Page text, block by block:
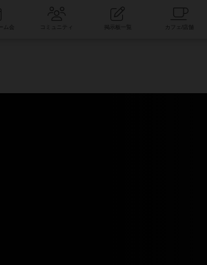
コミュニティ